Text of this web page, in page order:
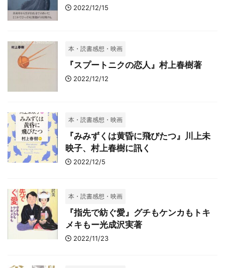
2022/12/15
本・読書感想・映画
『スプートニクの恋人』村上春樹著
2022/12/12
本・読書感想・映画
『みみずくは黄昏に飛びたつ』川上未
映子、村上春樹に訊く
2022/12/5
本・読書感想・映画
『指先で紡ぐ愛』グチもケンカもトキ
メキもー光成沢実著
2022/11/23